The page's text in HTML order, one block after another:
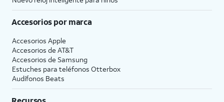
Accesorios por marca
Accesorios Apple
Accesorios de AT&T
Accesorios de Samsung
Estuches para teléfonos Otterbox
Audífonos Beats